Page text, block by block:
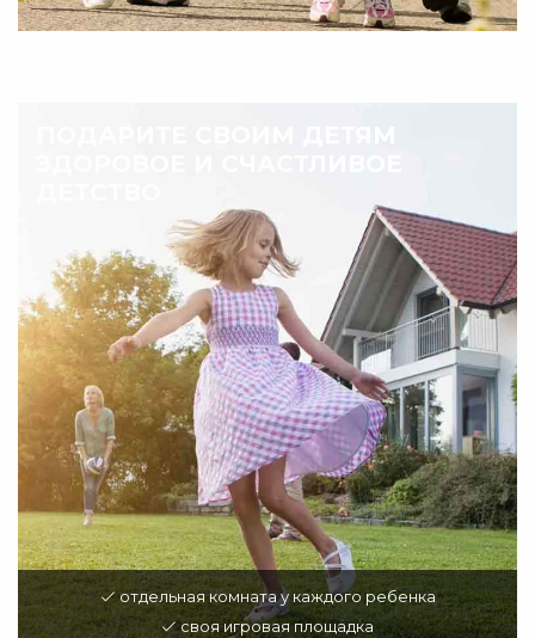
отдельная комната у каждого ребенка
своя игровая площадка